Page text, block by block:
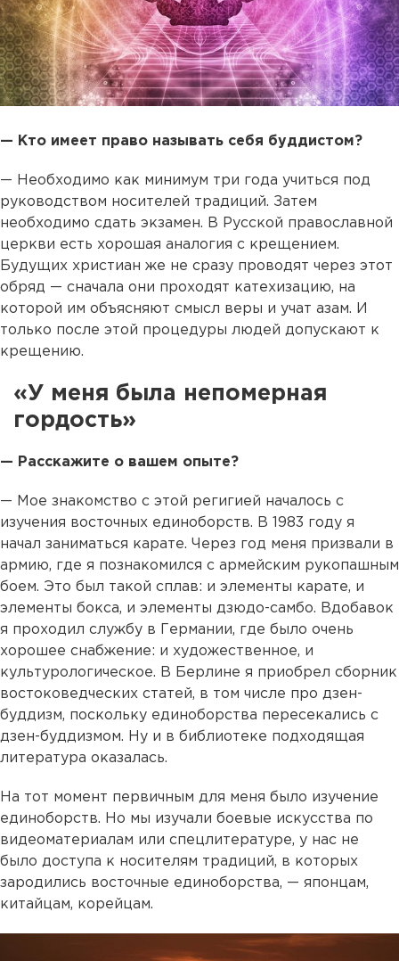
— Кто имеет право называть себя буддистом?
— Необходимо как минимум три года учиться под
руководством носителей традиций. Затем
необходимо сдать экзамен. В Русской православной
церкви есть хорошая аналогия с крещением.
Будущих христиан же не сразу проводят через этот
обряд — сначала они проходят катехизацию, на
которой им объясняют смысл веры и учат азам. И
только после этой процедуры людей допускают к
крещению.
«У меня была непомерная
гордость»
— Расскажите о вашем опыте?
— Мое знакомство с этой регигией началось с
изучения восточных единоборств. В 1983 году я
начал заниматься карате. Через год меня призвали в
армию, где я познакомился с армейским рукопашным
боем. Это был такой сплав: и элементы карате, и
элементы бокса, и элементы дзюдо-самбо. Вдобавок
я проходил службу в Германии, где было очень
хорошее снабжение: и художественное, и
культурологическое. В Берлине я приобрел сборник
востоковедческих статей, в том числе про дзен-
буддизм, поскольку единоборства пересекались с
дзен-буддизмом. Ну и в библиотеке подходящая
литература оказалась.
На тот момент первичным для меня было изучение
единоборств. Но мы изучали боевые искусства по
видеоматериалам или спецлитературе, у нас не
было доступа к носителям традиций, в которых
зародились восточные единоборства, — японцам,
китайцам, корейцам.